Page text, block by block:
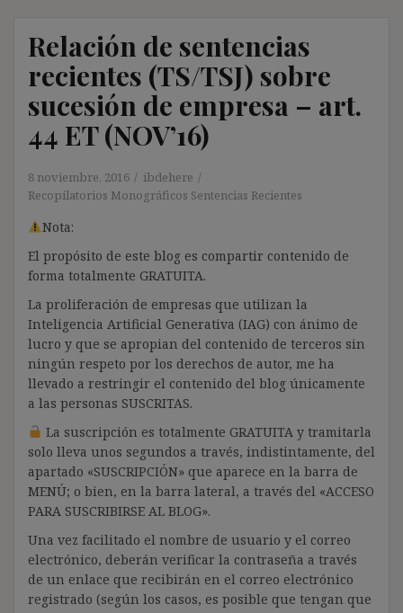
Relación de sentencias
recientes (TS/TSJ) sobre
sucesión de empresa – art.
44 ET (NOV’16)
8 noviembre, 2016
ibdehere
Recopilatorios Monográficos Sentencias Recientes
Nota:
El propósito de este blog es compartir contenido de
forma totalmente GRATUITA.
La proliferación de empresas que utilizan la
Inteligencia Artificial Generativa (IAG) con ánimo de
lucro y que se apropian del contenido de terceros sin
ningún respeto por los derechos de autor, me ha
llevado a restringir el contenido del blog únicamente
a las personas SUSCRITAS.
La suscripción es totalmente GRATUITA y tramitarla
solo lleva unos segundos a través, indistintamente, del
apartado «SUSCRIPCIÓN» que aparece en la barra de
MENÚ; o bien, en la barra lateral, a través del «ACCESO
PARA SUSCRIBIRSE AL BLOG».
Una vez facilitado el nombre de usuario y el correo
electrónico, deberán verificar la contraseña a través
de un enlace que recibirán en el correo electrónico
registrado (según los casos, es posible que tengan que